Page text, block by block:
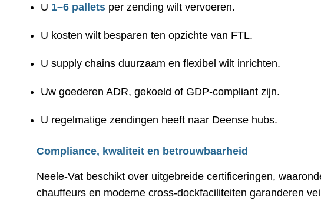
U 1–6 pallets per zending wilt vervoeren.
U kosten wilt besparen ten opzichte van FTL.
U supply chains duurzaam en flexibel wilt inrichten.
Uw goederen ADR, gekoeld of GDP-compliant zijn.
U regelmatige zendingen heeft naar Deense hubs.
Compliance, kwaliteit en betrouwbaarheid
Neele-Vat beschikt over uitgebreide certificeringen,
chauffeurs en moderne cross-dockfaciliteiten garanderen